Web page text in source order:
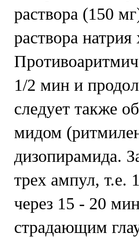
раствора (150
раствора
1/2 мин и
следует также
мидом
дизопирамида.
трех ампул, т.е.
через 15 - 20
страдающим